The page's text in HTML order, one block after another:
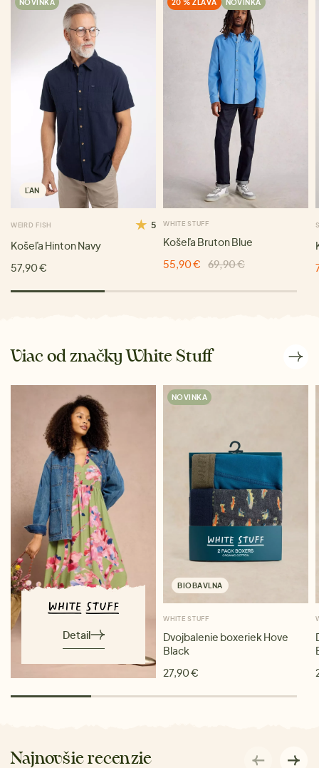
NOVINKA
ĽAN
WEIRD FISH 5
Košeľa Hinton Navy
57,90 €
20 % ZĽAVA NOVINKA
WHITE STUFF
Košeľa Bruton Blue
55,90 €
69,90 €
Viac od značky White Stuff
Detail
NOVINKA
BIOBAVLNA
WHITE STUFF
Dvojbalenie boxeriek Hove
Black
27,90 €
Najnovšie recenzie